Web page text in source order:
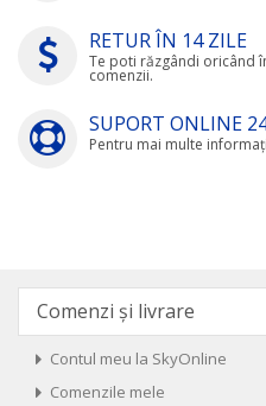
RETUR ÎN 14 ZILE
Te poti răzgândi oricând
comenzii.
SUPORT ONLINE
Pentru mai multe
Comenzi și livrare
Contul meu la SkyOnline
Comenzile mele